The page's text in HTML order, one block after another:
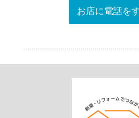
お店に電話を